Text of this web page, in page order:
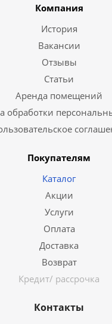
Компания
История
Вакансии
Отзывы
Статьи
Аренда помещений
обработки
Покупателям
Каталог
Акции
Услуги
Оплата
Доставка
Возврат
Кредит/ рассрочка
Контакты